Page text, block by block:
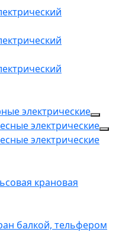
электрические
электрические
электрические
крановая
балкой, тельфером